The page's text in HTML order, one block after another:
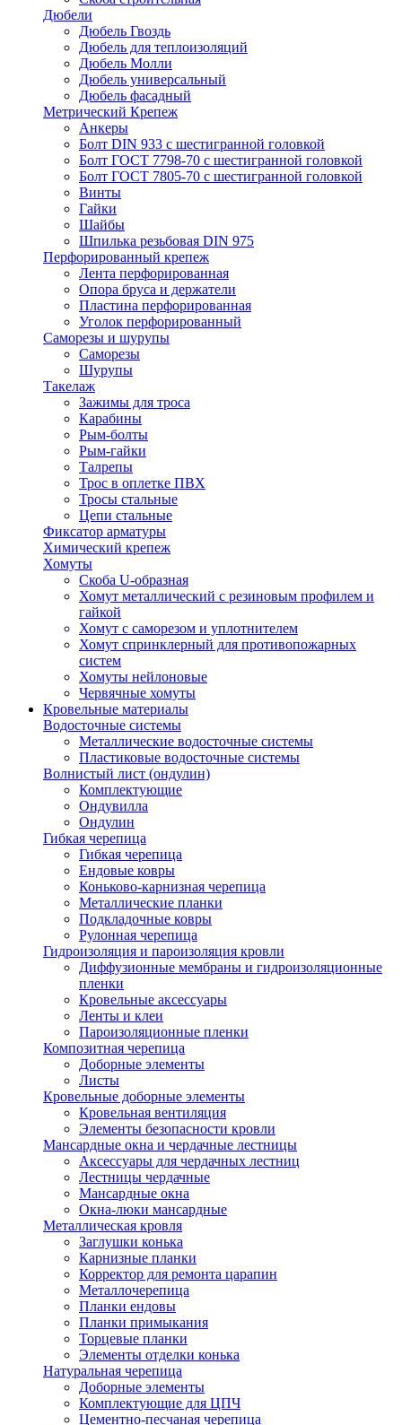
Дюбели
Дюбель Гвоздь
Дюбель для теплоизоляций
Дюбель Молли
Дюбель универсальный
Дюбель фасадный
Метрический Крепеж
Анкеры
Болт DIN 933 с шестигранной головкой
Болт ГОСТ 7798-70 с шестигранной головкой
Болт ГОСТ 7805-70 с шестигранной головкой
Винты
Гайки
Шайбы
Шпилька резьбовая DIN 975
Перфорированный крепеж
Лента перфорированная
Опора бруса и держатели
Пластина перфорированная
Уголок перфорированный
Саморезы и шурупы
Саморезы
Шурупы
Такелаж
Зажимы для троса
Карабины
Рым-болты
Рым-гайки
Талрепы
Трос в оплетке ПВХ
Тросы стальные
Цепи стальные
Фиксатор арматуры
Химический крепеж
Хомуты
Скоба U-образная
Хомут металлический с резиновым профилем и
гайкой
Хомут с саморезом и уплотнителем
Хомут спринклерный для противопожарных
систем
Хомуты нейлоновые
Червячные хомуты
Кровельные материалы
Водосточные системы
Металлические водосточные системы
Пластиковые водосточные системы
Волнистый лист (ондулин)
Комплектующие
Ондувилла
Ондулин
Гибкая черепица
Гибкая черепица
Ендовые ковры
Коньково-карнизная черепица
Металлические планки
Подкладочные ковры
Рулонная черепица
Гидроизоляция и пароизоляция кровли
Диффузионные мембраны и гидроизоляционные
пленки
Кровельные аксессуары
Ленты и клеи
Пароизоляционные пленки
Композитная черепица
Доборные элементы
Листы
Кровельные доборные элементы
Кровельная вентиляция
Элементы безопасности кровли
Мансардные окна и чердачные лестницы
Аксессуары для чердачных лестниц
Лестницы чердачные
Мансардные окна
Окна-люки мансардные
Металлическая кровля
Заглушки конька
Карнизные планки
Корректор для ремонта царапин
Металлочерепица
Планки ендовы
Планки примыкания
Торцевые планки
Элементы отделки конька
Натуральная черепица
Доборные элементы
Комплектующие для ЦПЧ
Цементно-песчаная черепица